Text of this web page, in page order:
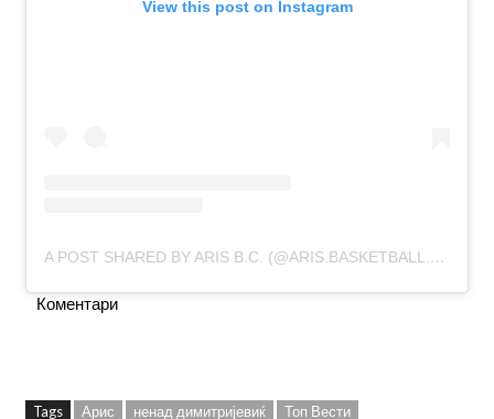
View this post on Instagram
A POST SHARED BY ARIS B.C. (@ARIS.BASKETBALL.CLUB)
Коментари
Tags Арис ненад димитријевиќ Топ Вести